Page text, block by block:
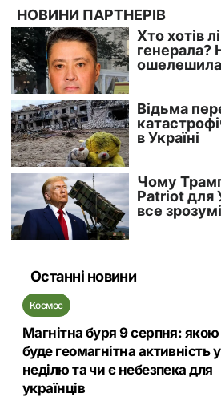
Останні новини
Космос
Магнітна буря 9 серпня: якою
буде геомагнітна активність у
неділю та чи є небезпека для
українців